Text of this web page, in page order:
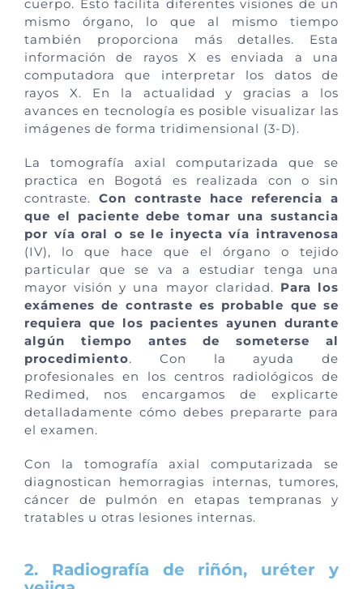
cuerpo. Esto facilita diferentes visiones de un
mismo órgano, lo que al mismo tiempo
también proporciona más detalles. Esta
información de rayos X es enviada a una
computadora que interpretar los datos de
rayos X. En la actualidad y gracias a los
avances en tecnología es posible visualizar las
imágenes de forma tridimensional (3-D).
La tomografía axial computarizada que se
practica en Bogotá es realizada con o sin
contraste. Con contraste hace referencia a
que el paciente debe tomar una sustancia
por vía oral o se le inyecta vía intravenosa
(IV), lo que hace que el órgano o tejido
particular que se va a estudiar tenga una
mayor visión y una mayor claridad. Para los
exámenes de contraste es probable que se
requiera que los pacientes ayunen durante
algún tiempo antes de someterse al
procedimiento. Con la ayuda de
profesionales en los centros radiológicos de
Redimed, nos encargamos de explicarte
detalladamente cómo debes prepararte para
el examen.
Con la tomografía axial computarizada se
diagnostican hemorragias internas, tumores,
cáncer de pulmón en etapas tempranas y
tratables u otras lesiones internas.
2. Radiografía de riñón, uréter y